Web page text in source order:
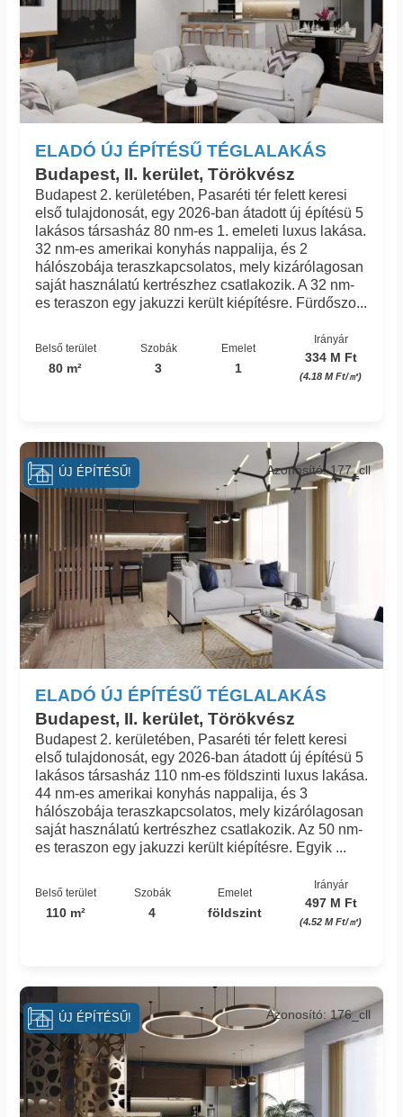
ELADÓ ÚJ ÉPÍTÉSŰ TÉGLALAKÁS
Budapest, II. kerület, Törökvész
Budapest 2. kerületében, Pasaréti tér felett keresi
első tulajdonosát, egy 2026-ban átadott új építésü 5
lakásos társasház 80 nm-es 1. emeleti luxus lakása.
32 nm-es amerikai konyhás nappalija, és 2
hálószobája teraszkapcsolatos, mely kizárólagosan
saját használatú kertrészhez csatlakozik. A 32 nm-
es teraszon egy jakuzzi került kiépítésre. Fürdőszo...
Belső terület
80 m²
Szobák
3
Emelet
1
Irányár
334 M Ft
(4.18 M Ft/㎡)
ELADÓ ÚJ ÉPÍTÉSŰ TÉGLALAKÁS
Budapest, II. kerület, Törökvész
Azonosító: 177_cll
Budapest 2. kerületében, Pasaréti tér felett keresi
első tulajdonosát, egy 2026-ban átadott új építésü 5
lakásos társasház 110 nm-es földszinti luxus lakása.
44 nm-es amerikai konyhás nappalija, és 3
hálószobája teraszkapcsolatos, mely kizárólagosan
saját használatú kertrészhez csatlakozik. Az 50 nm-
es teraszon egy jakuzzi került kiépítésre. Egyik ...
Belső terület
110 m²
Szobák
4
Emelet
földszint
Irányár
497 M Ft
(4.52 M Ft/㎡)
ÚJ ÉPÍTÉSŰ!
Azonosító: 176_cll
ÚJ ÉPÍTÉSŰ!